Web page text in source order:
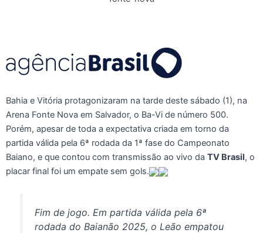
Bahia e Vitória protagonizaram na tarde deste sábado (1), na
Arena Fonte Nova em Salvador, o Ba-Vi de número 500.
Porém, apesar de toda a expectativa criada em torno da
partida válida pela 6ª rodada da 1ª fase do Campeonato
Baiano, e que contou com transmissão ao vivo da TV Brasil, o
placar final foi um empate sem gols.
Fim de jogo. Em partida válida pela 6ª
rodada do Baianão 2025, o Leão empatou